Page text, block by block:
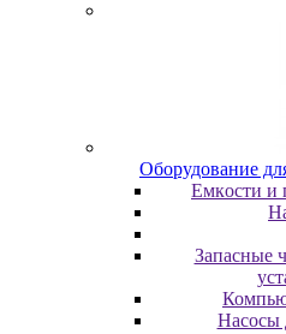
Oбopудoвaниe
Eмкocти и
Запасные
Насосы